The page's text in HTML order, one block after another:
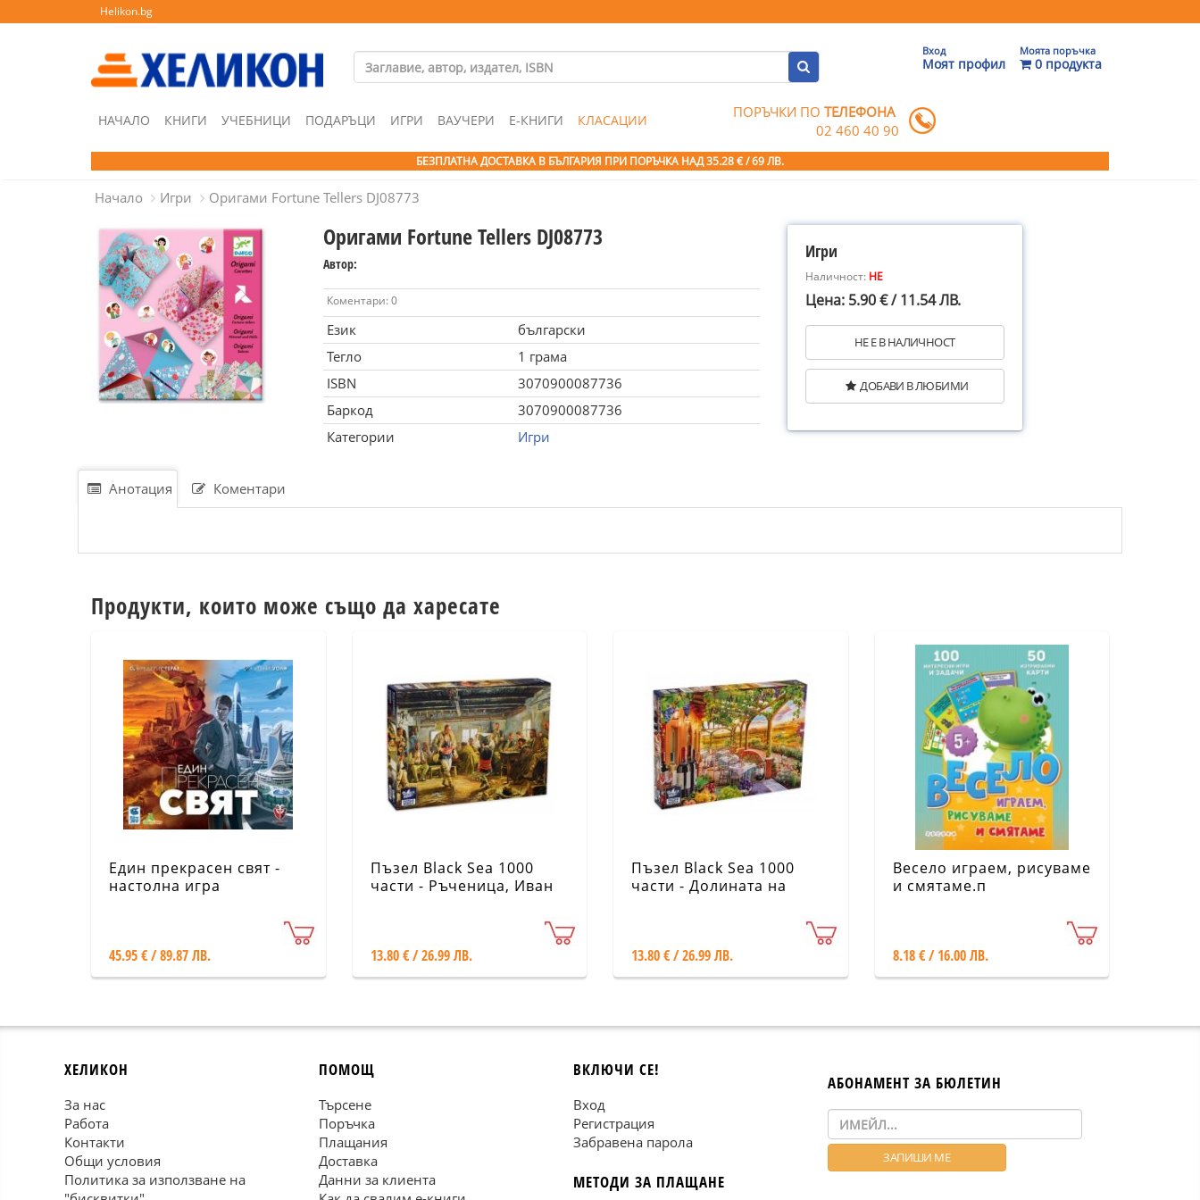
Helikon.bg
Вход
Моят профил
Моята поръчка
0 продукта
НАЧАЛО КНИГИ УЧЕБНИЦИ ПОДАРЪЦИ ИГРИ ВАУЧЕРИ Е-КНИГИ КЛАСАЦИИ ПОРЪЧКИ ПОТЕЛЕФОНА
02 460 40 90
БЕЗПЛАТНА ДОСТАВКА В БЪЛГАРИЯ ПРИ ПОРЪЧКА НАД 35.28 € / 69 ЛВ.
Начало Игри Оригами Fortune Tellers DJ08773
Оригами Fortune Tellers DJ08773
Автор:
Коментари: 0
Език
български
Тегло
1 грама
ISBN
3070900087736
Баркод
3070900087736
Категории
Игри
Игри
Наличност: НЕ
Цена: 5.90 € / 11.54 ЛВ.
НЕ Е В НАЛИЧНОСТ
ДОБАВИ В ЛЮБИМИ
Анотация Коментари
Продукти, които може също да харесате
Един прекрасен свят -
настолна игра
45.95 € / 89.87 ЛВ.
Пъзел Black Sea 1000
части - Ръченица, Иван
13.80 € / 26.99 ЛВ.
Пъзел Black Sea 1000
части - Долината на
13.80 € / 26.99 ЛВ.
Весело играем, рисуваме
и смятаме.п
8.18 € / 16.00 ЛВ.
ХЕЛИКОН
За нас
Работа
Контакти
Общи условия
Политика за използване на
ПОМОЩ
Търсене
Поръчка
Плащания
Доставка
Данни за клиента
ВКЛЮЧИ СЕ!
Вход
Регистрация
Забравена парола
МЕТОДИ ЗА ПЛАЩАНЕ
АБОНАМЕНТ ЗА БЮЛЕТИН